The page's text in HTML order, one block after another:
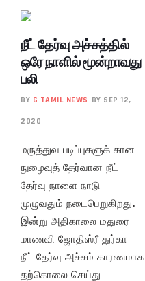
நீட் தேர்வு அச்சத்தில்
ஒரே நாளில் மூன்றாவது
பலி
BY G TAMIL NEWS BY SEP 12,
2020
மருத்துவ படிப்புகளுக் கான
நுழைவுத் தேர்வான நீட்
தேர்வு நாளை நாடு
முழுவதும் நடைபெறுகிறது.
இன்று அதிகாலை மதுரை
மாணவி ஜோதிஸ்ரீ துர்கா
நீட் தேர்வு அச்சம் காரணமாக
தற்கொலை செய்து